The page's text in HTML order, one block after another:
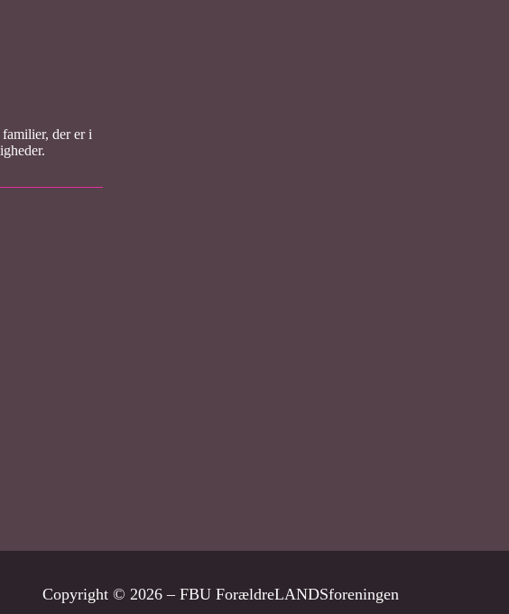
der er i
Copyright © 2026 – FBU ForældreLANDSforeningen